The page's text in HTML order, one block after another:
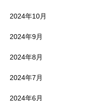
2024年10月
2024年9月
2024年8月
2024年7月
2024年6月